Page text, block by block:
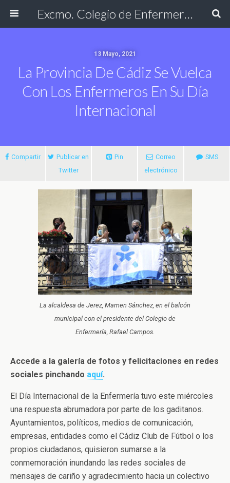
Excmo. Colegio de Enfermería de Cádiz
13 Mayo, 2021
La Provincia De Cádiz Se Vuelca
Con Los Enfermeros En Su Día
Internacional
Compartir
Publicar en
Twitter
Pin
Correo
electrónico
SMS
La alcaldesa de Jerez, Mamen Sánchez, en el balcón
municipal con el presidente del Colegio de
Enfermería, Rafael Campos.
Accede a la galería de fotos y felicitaciones en redes
sociales pinchando aquí.
El Día Internacional de la Enfermería tuvo este miércoles
una respuesta abrumadora por parte de los gaditanos.
Ayuntamientos, políticos, medios de comunicación,
empresas, entidades como el Cádiz Club de Fútbol o los
propios ciudadanos, quisieron sumarse a la
conmemoración inundando las redes sociales de
mensajes de cariño y agradecimiento hacia un colectivo